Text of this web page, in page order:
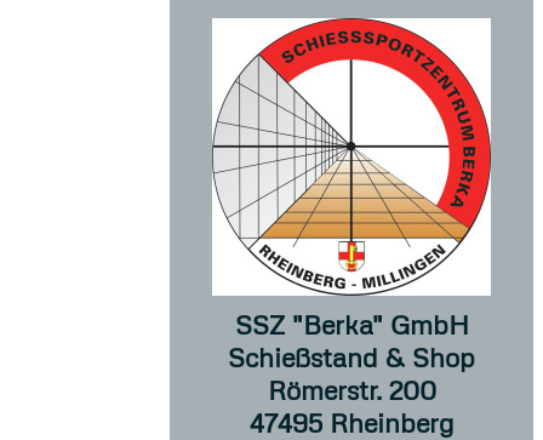
SSZ "Berka" GmbH
Schießstand & Shop
Römerstr. 200
47495 Rheinberg